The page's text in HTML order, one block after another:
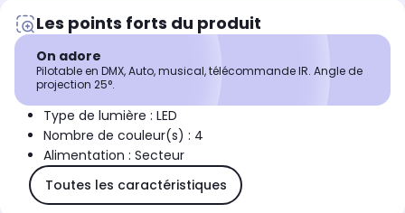
Les points forts du produit
On adore
Pilotable en DMX, Auto, musical, télécommande IR. Angle de
projection 25°.
Type de lumière : LED
Nombre de couleur(s) : 4
Alimentation : Secteur
Toutes les caractéristiques